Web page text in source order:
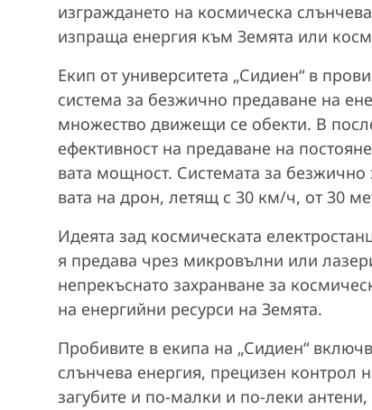
изграждането на космическа
изпраща енергия към Земята или
Екип от университета „Сидиен“ в
система за безжично предаване на
множество движещи се обекти. В
ефективност на предаване на
вата мощност. Системата за
вата на дрон, летящ с 30 км/ч, от 30
Идеята зад космическата
я предава чрез микровълни или
непрекъснато захранване за
на енергийни ресурси на Земята.
Пробивите в екипа на „Сидиен“
слънчева енергия, прецизен контрол
загубите и по-малки и по-леки